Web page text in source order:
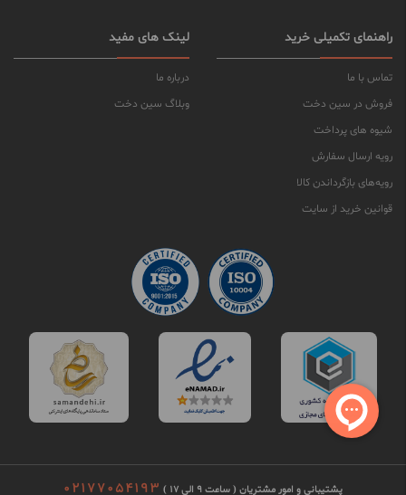
راهنمای تکمیلی خرید
تماس با ما
فروش در سین دخت
شیوه های پرداخت
رویه ارسال سفارش
رویه‌های بازگرداندن کالا
قوانین خرید از سایت
لینک های مفید
درباره ما
وبلاگ سین دخت
پشتیبانی و امور مشتریان ( ساعت 9 الی 17 ) 02177054193